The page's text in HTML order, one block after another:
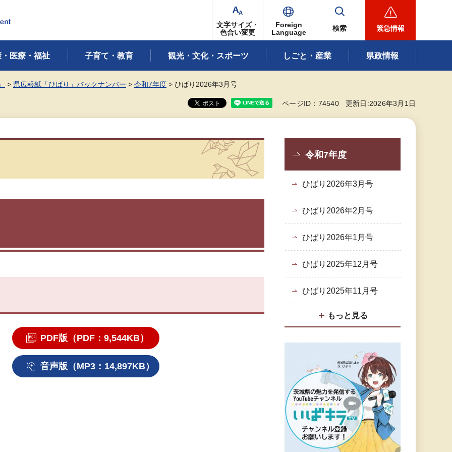
文字サイズ・
色合い変更
Foreign
Language
検索 緊急情報
・医療・福祉 子育て・教育 観光・文化・スポーツ しごと・産業 県政情報
> 県広報紙「ひばり」バックナンバー > 令和7年度 > ひばり2026年3月号
ページID：74540 更新日:2026年3月1日
PDF版（PDF：9,544KB）
音声版（MP3：14,897KB）
令和7年度
ひばり2026年3月号
ひばり2026年2月号
ひばり2026年1月号
ひばり2025年12月号
ひばり2025年11月号
もっと見る